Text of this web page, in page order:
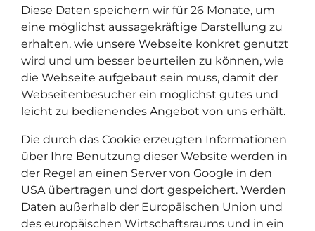
Diese Daten speichern wir für 26 Monate, um
eine möglichst aussagekräftige Darstellung zu
erhalten, wie unsere Webseite konkret genutzt
wird und um besser beurteilen zu können, wie
die Webseite aufgebaut sein muss, damit der
Webseitenbesucher ein möglichst gutes und
leicht zu bedienendes Angebot von uns erhält.
Die durch das Cookie erzeugten Informationen
über Ihre Benutzung dieser Website werden in
der Regel an einen Server von Google in den
USA übertragen und dort gespeichert. Werden
Daten außerhalb der Europäischen Union und
des europäischen Wirtschaftsraums und in ein